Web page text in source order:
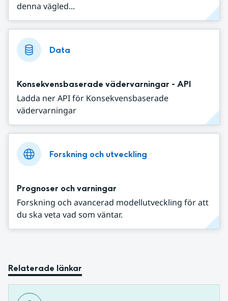
denna vägled...
Data
Konsekvensbaserade vädervarningar - API
Ladda ner API för Konsekvensbaserade
vädervarningar
Forskning och utveckling
Prognoser och varningar
Forskning och avancerad modellutveckling för att
du ska veta vad som väntar.
Relaterade länkar